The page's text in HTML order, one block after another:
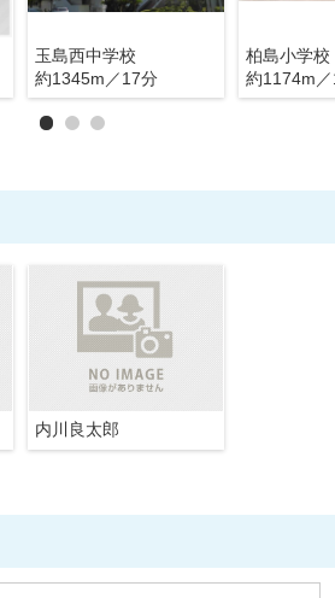
玉島西中学校
約1345m／17分
柏島小学校
約1174m
内川良太郎